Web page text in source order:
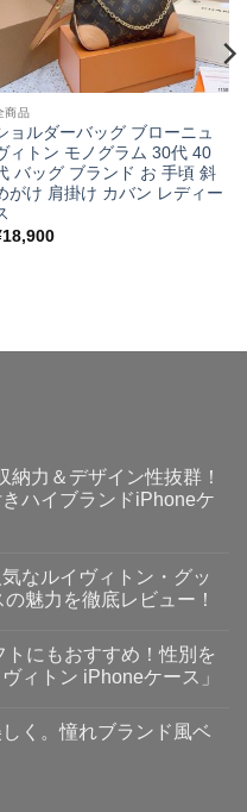
商品
ョルダーバッグ ブローニュ
ィトン モノグラム 30代 40
バッグ ブランド お 手頃 斜
がけ 肩掛け カバン レディー
18,900
納力＆デザイン性抜群！
ハイブランドiPhoneケ
なルイヴィトン・グッ
魅力を徹底レビュー！
トにもおすすめ！性別を
ィトン iPhoneケース」
く。憧れブランド風ベ